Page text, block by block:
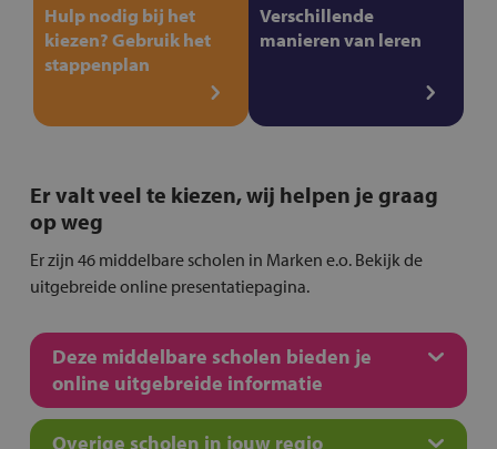
Hulp nodig bij het
kiezen? Gebruik het
stappenplan
Verschillende
manieren van leren
Er valt veel te kiezen, wij helpen je graag
op weg
Er zijn 46 middelbare scholen in Marken e.o. Bekijk de
uitgebreide online presentatiepagina.
Deze middelbare scholen bieden je
online uitgebreide informatie
Overige scholen in jouw regio